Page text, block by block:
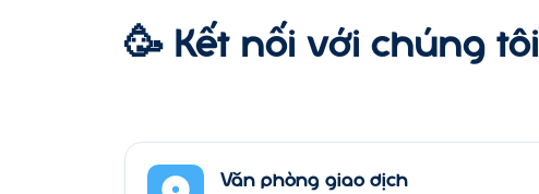
🥳 Kết nối với chúng tôi
Văn phòng giao dịch